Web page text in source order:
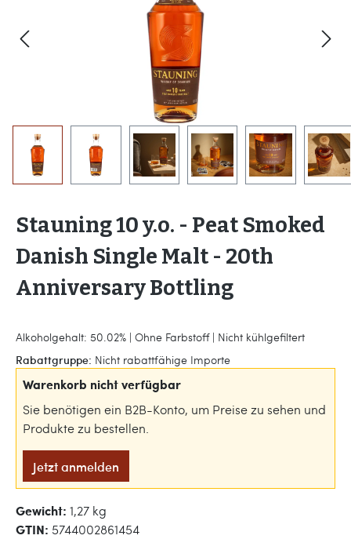
Stauning 10 y.o. - Peat Smoked
Danish Single Malt - 20th
Anniversary Bottling
Alkoholgehalt: 50.02% | Ohne Farbstoff | Nicht kühlgefiltert
Rabattgruppe: Nicht rabattfähige Importe
Warenkorb nicht verfügbar
Sie benötigen ein B2B-Konto, um Preise zu sehen und
Produkte zu bestellen.
Jetzt anmelden
Gewicht: 1,27 kg
GTIN: 5744002861454